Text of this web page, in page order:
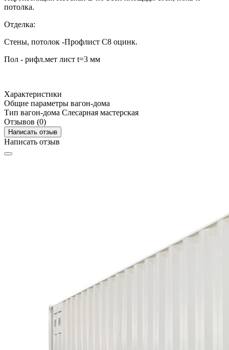
потолка.
Отделка:
Стены, потолок -Профлист С8 оцинк.
Пол - рифл.мет лист t=3 мм
Характеристики
Общие параметры вагон-дома
Тип вагон-дома Cлесарная мастерская
Отзывов (0)
Написать отзыв
Написать отзыв